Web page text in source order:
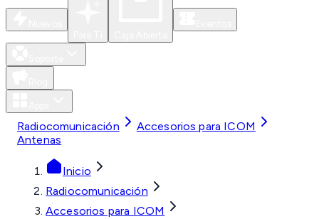
Radiocomunicación
Accesorios para ICOM
Antenas
Inicio
Radiocomunicación
Accesorios para ICOM